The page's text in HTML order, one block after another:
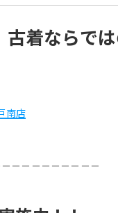
古着ならで
南店
－－－－－－－－－